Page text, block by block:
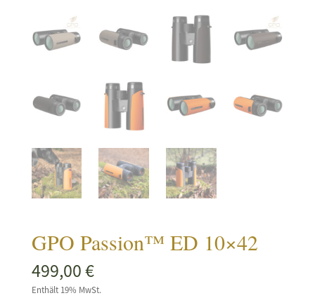
GPO Passion™ ED 10×42
499,00€
Enthält 19% MwSt.